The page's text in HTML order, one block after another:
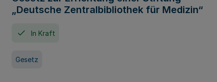
„Deutsche Zentralbibliothek für Medizin“
In Kraft
Gesetz